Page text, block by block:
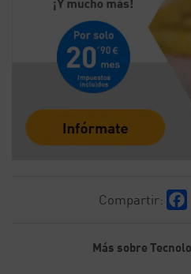
Compartir:
Más sobre